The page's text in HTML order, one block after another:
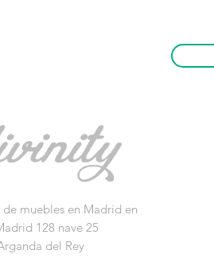
muebles en Madrid en
128 nave 25
del Rey